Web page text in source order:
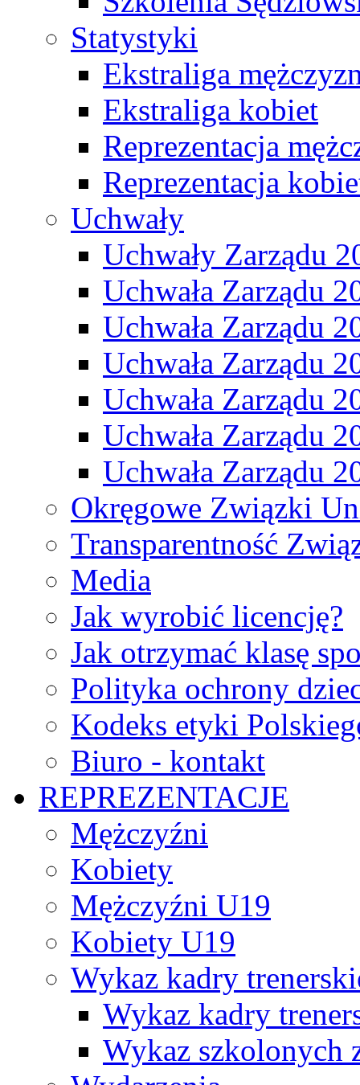
Statystyki
Ekstraliga
Ekstraliga kobiet
Reprezentacja
Reprezentacja
Uchwały
Uchwały Zarządu
Uchwała Zarządu
Uchwała Zarządu
Uchwała Zarządu
Uchwała Zarządu
Uchwała Zarządu
Uchwała Zarządu
Okręgowe Związki
Transparentność
Media
Jak wyrobić licencję?
Jak otrzymać klasę
Polityka ochrony
Kodeks etyki
Biuro - kontakt
REPREZENTACJE
Mężczyźni
Kobiety
Mężczyźni U19
Kobiety U19
Wykaz kadry
Wykaz kadry
Wykaz szkolonych